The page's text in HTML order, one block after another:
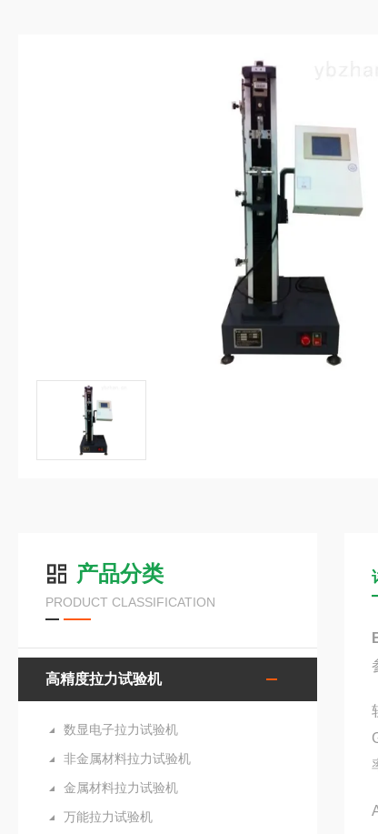
产品分类
PRODUCT CLASSIFICATION
高精度拉力试验机
数显电子拉力试验机
非金属材料拉力试验机
金属材料拉力试验机
万能拉力试验机